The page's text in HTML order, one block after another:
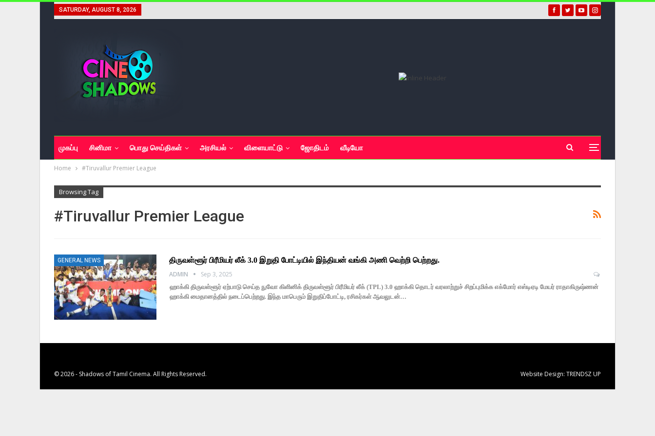
SATURDAY, AUGUST 8, 2026
முகப்பு சினிமா பொது செய்திகள் அரசியல் விளையாட்டு ஜோதிடம் வீடியோ
Home #Tiruvallur Premier League
Browsing Tag
#Tiruvallur Premier League
GENERAL NEWS
திருவள்ளூர் பிரீமியர் லீக் 3.0 இறுதி போட்டியில் இந்தியன் வங்கி அணி வெற்றி பெற்றது.
ADMIN
Sep 3, 2025
ஹாக்கி திருவள்ளூர் ஏற்பாடு செய்த நுவோ கிளினிக் திருவள்ளூர் பிரீமியர் லீக் (TPL) 3.0 ஹாக்கி தொடர் வரலாற்றுச் சிறப்புமிக்க எக்மோர் எஸ்டிஏடி மேயர் ராதாகிருஷ்ணன்
ஹாக்கி மைதானத்தில் நடைப்பெற்றது. இந்த மாபெரும் இறுதிப்போட்டி, ரசிகர்கள் ஆவலுடன்…
© 2026 - Shadows of Tamil Cinema. All Rights Reserved. Website Design: TRENDSZ UP